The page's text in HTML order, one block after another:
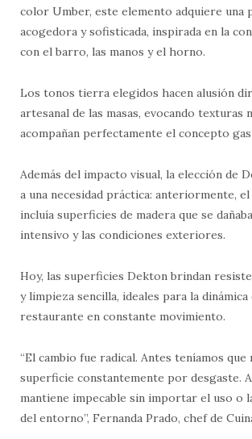
color Umber, este elemento adquiere una
acogedora y sofisticada, inspirada en la
con el barro, las manos y el horno.
Los tonos tierra elegidos hacen alusión
artesanal de las masas, evocando texturas
acompañan perfectamente el concepto
Además del impacto visual, la elección de
a una necesidad práctica: anteriormente,
incluía superficies de madera que se
intensivo y las condiciones exteriores.
Hoy, las superficies Dekton brindan
y limpieza sencilla, ideales para la dinámica
restaurante en constante movimiento.
“El cambio fue radical. Antes teníamos
superficie constantemente por desgaste.
mantiene impecable sin importar el uso o
del entorno”, Fernanda Prado, chef de